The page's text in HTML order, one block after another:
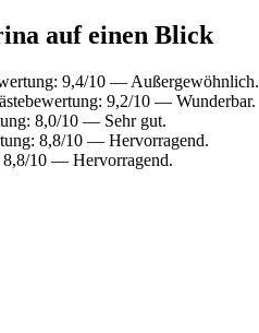
auf einen Blick
9,4/10 — Außergewöhnlich.
9,2/10 — Wunderbar.
8,0/10 — Sehr gut.
8,8/10 — Hervorragend.
10 — Hervorragend.